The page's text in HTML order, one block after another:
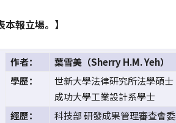
報立場。】
作者：
葉雪美（Sherry H.M. Yeh）
學歷：
世新大學法律研究所法學碩士
成功大學工業設計系學士
經歷：
科技部 研發成果管理審查會